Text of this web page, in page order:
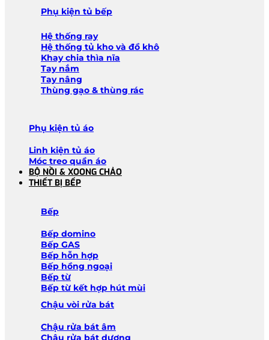
Phụ kiện tủ bếp
Hệ thống ray
Hệ thống tủ kho và đồ khô
Khay chia thìa nĩa
Tay nắm
Tay nâng
Thùng gạo & thùng rác
Phụ kiện tủ áo
Linh kiện tủ áo
Móc treo quần áo
BỘ NỒI & XOONG CHẢO
THIẾT BỊ BẾP
Bếp
Bếp domino
Bếp GAS
Bếp hỗn hợp
Bếp hồng ngoại
Bếp từ
Bếp từ kết hợp hút mùi
Chậu vòi rửa bát
Chậu rửa bát âm
Chậu rửa bát dương